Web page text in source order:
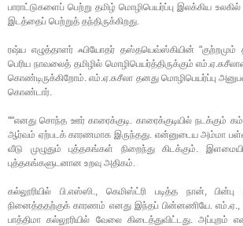
பாராட்டுகளைப் பெற்று தமிழ் மொழிபெயர்ப்பு இலக்கிய
இடத்தைப் பெற்றுத் தந்திருக்கிறது.
ரஷ்ய எழுத்தாளர் ஃபியோதர் தஸ்தயெவ்ஸ்கியின்
பெரிய நாவலைத் தமிழில் மொழிபெயர்த்திருக்கும்
கொண்டிருக்கிறோம். எம்.ஏ.சுசீலா தனது மொழிபெயர்ப்பு
கொண்டார்.
""எனது சொந்த ஊர் காரைக்குடி. காரைக்குடியில் நடக்கும்
ஆர்வம் ஏற்படக் காரணமாக இருந்தது. என்னுடைய அம்மா
வீடு முழுதும் புத்தகங்கள் நிறைந்து கிடக்கும்.
புத்தகங்களுடனான உறவு அதிகம்.
கல்லூரியில் பி.எஸ்ஸி., கெமிஸ்ட்ரி படித்த நான், பின்பு
நினைத்ததற்குக் காரணம் எனது இந்தப் பின்னணியே. எம்.ஏ.,
பாத்திமா கல்லூரியில் வேலை கிடைத்துவிட்டது. அப்புறம்